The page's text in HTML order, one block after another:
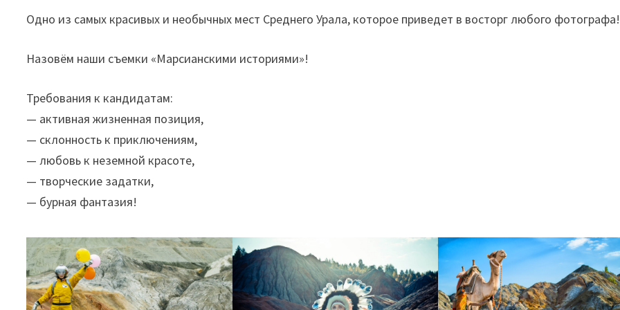
Одно из самых красивых и необычных мест Среднего Урала, которое приведет в восторг любого фотографа!
Назовём наши съемки «Марсианскими историями»!
Требования к кандидатам:
— активная жизненная позиция,
— склонность к приключениям,
— любовь к неземной красоте,
— творческие задатки,
— бурная фантазия!